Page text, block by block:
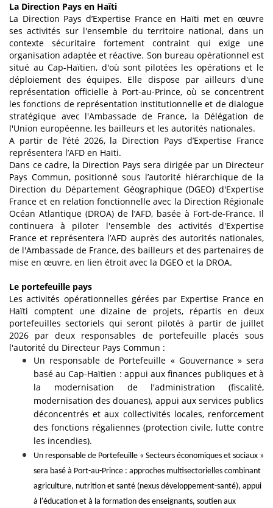
La Direction Pays en Haïti
La Direction Pays d’Expertise France en Haïti met en œuvre
ses activités sur l'ensemble du territoire national, dans un
contexte sécuritaire fortement contraint qui exige une
organisation adaptée et réactive. Son bureau opérationnel est
situé au Cap-Haïtien, d'où sont pilotées les opérations et le
déploiement des équipes. Elle dispose par ailleurs d'une
représentation officielle à Port-au-Prince, où se concentrent
les fonctions de représentation institutionnelle et de dialogue
stratégique avec l'Ambassade de France, la Délégation de
l'Union européenne, les bailleurs et les autorités nationales.
A partir de l’été 2026, la Direction Pays d’Expertise France
représentera l’AFD en Haïti.
Dans ce cadre, la Direction Pays sera dirigée par un Directeur
Pays Commun, positionné sous l’autorité hiérarchique de la
Direction du Département Géographique (DGEO) d'Expertise
France et en relation fonctionnelle avec la Direction Régionale
Océan Atlantique (DROA) de l’AFD, basée à Fort-de-France. Il
continuera à piloter l'ensemble des activités d'Expertise
France et représentera l’AFD auprès des autorités nationales,
de l'Ambassade de France, des bailleurs et des partenaires de
mise en œuvre, en lien étroit avec la DGEO et la DROA.
Le portefeuille pays
Les activités opérationnelles gérées par Expertise France en
Haïti comptent une dizaine de projets, répartis en deux
portefeuilles sectoriels qui seront pilotés à partir de juillet
2026 par deux responsables de portefeuille placés sous
l'autorité du Directeur Pays Commun :
Un responsable de Portefeuille « Gouvernance » sera
basé au Cap-Haïtien : appui aux finances publiques et à
la modernisation de l'administration (fiscalité,
modernisation des douanes), appui aux services publics
déconcentrés et aux collectivités locales, renforcement
des fonctions régaliennes (protection civile, lutte contre
les incendies).
Un responsable de Portefeuille « Secteurs économiques et sociaux »
sera basé à Port-au-Prince : approches multisectorielles combinant
agriculture, nutrition et santé (nexus développement-santé), appui
à l'éducation et à la formation des enseignants, soutien aux